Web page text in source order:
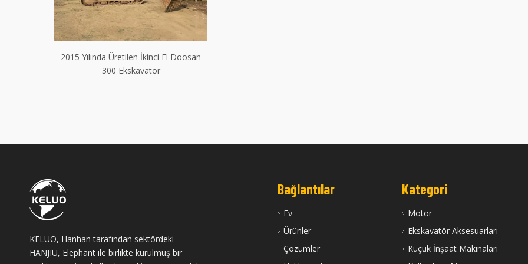
2015 Yılında Üretilen İkinci El Doosan
300 Ekskavatör
KELUO, Hanhan tarafından sektördeki
HANJIU, Elephant ile birlikte kurulmuş bir
Bağlantılar
Ev
Ürünler
Çözümler
Kategori
Motor
Ekskavatör Aksesuarları
Küçük İnşaat Makinaları